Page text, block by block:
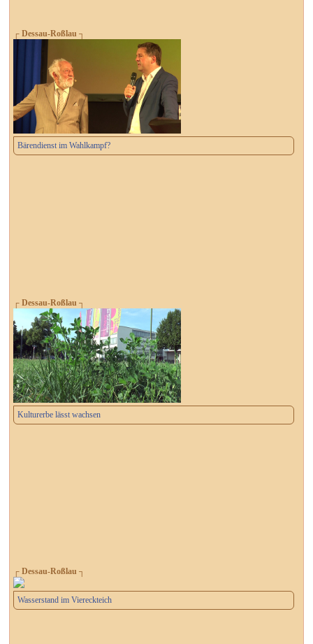
┌ Dessau-Roßlau ┐
Bärendienst im Wahlkampf?
┌ Dessau-Roßlau ┐
Kulturerbe lässt wachsen
┌ Dessau-Roßlau ┐
Wasserstand im Viereckteich